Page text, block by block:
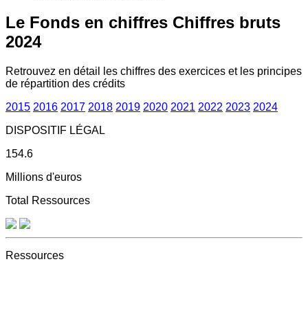
Le Fonds en chiffres Chiffres bruts
2024
Retrouvez en détail les chiffres des exercices et les principes
de répartition des crédits
2015 2016 2017 2018 2019 2020 2021 2022 2023 2024
DISPOSITIF LÉGAL
154.6
Millions d'euros
Total Ressources
Ressources